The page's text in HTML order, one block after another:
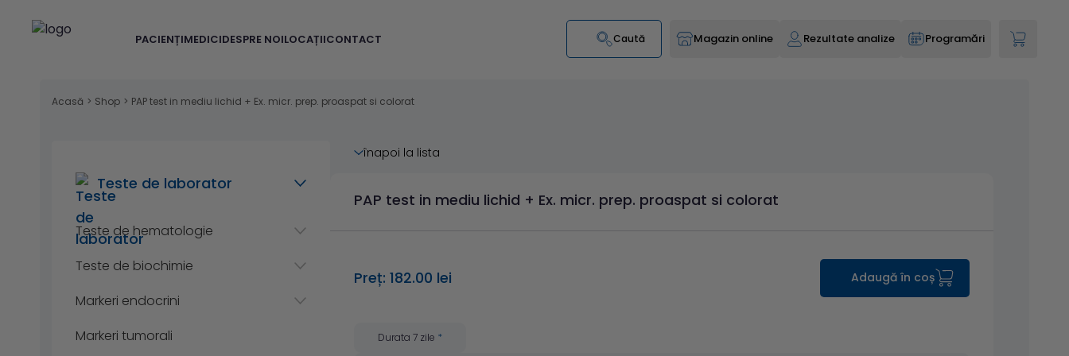
PACIENȚIMEDICIDESPRE NOILOCAȚIICONTACT Caută Magazin online Rezultate analize Programări
Acasă > Shop > PAP test in mediu lichid + Ex. micr. prep. proaspat si colorat
Teste de laborator
Teste de hematologie
Teste de biochimie
Markeri endocrini
Markeri tumorali
înapoi la lista
PAP test in mediu lichid + Ex. micr. prep. proaspat si colorat
Preț: 182.00 lei Adaugă în coș
Durata 7 zile *